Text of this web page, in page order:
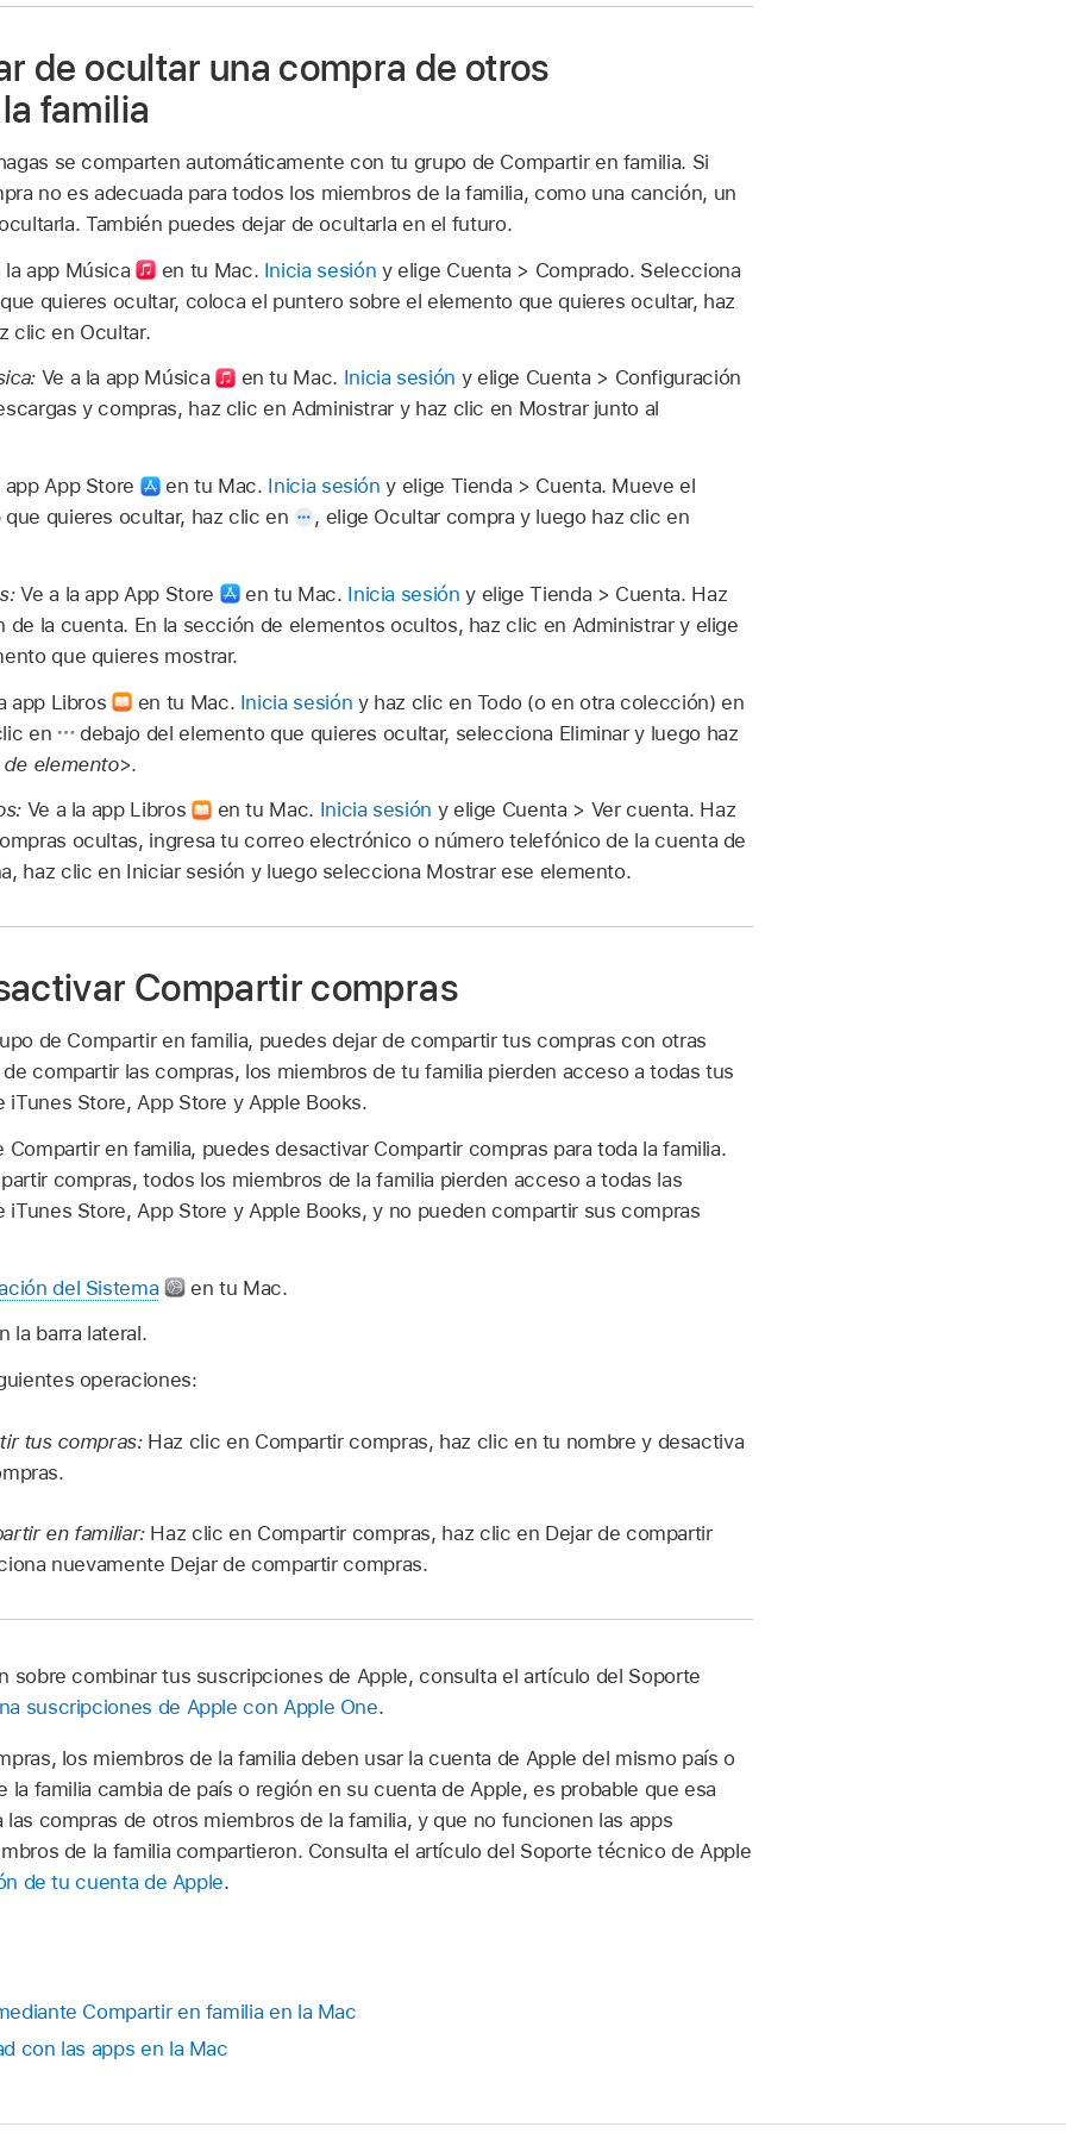
de ocultar una compra de otros
familia
se comparten automáticamente con tu grupo de Compartir en familia. Si
no es adecuada para todos los miembros de la familia, como una canción, un
También puedes dejar de ocultarla en el futuro.
la app Música
en tu Mac. Inicia sesión y elige Cuenta > Comprado. Selecciona
quieres ocultar, coloca el puntero sobre el elemento que quieres ocultar, haz
clic en Ocultar.
Ve a la app Música en tu Mac. Inicia sesión y elige Cuenta > Configuración
y compras, haz clic en Administrar y haz clic en Mostrar junto al
App Store en tu Mac. Inicia sesión y elige Tienda > Cuenta. Mueve el
quieres ocultar, haz clic en
, elige Ocultar compra y luego haz clic en
Ve a la app App Store en tu Mac. Inicia sesión y elige Tienda > Cuenta. Haz
de la cuenta. En la sección de elementos ocultos, haz clic en Administrar y elige
que quieres mostrar.
app Libros
en tu Mac. Inicia sesión y haz clic en Todo (o en otra colección) en
en
debajo del elemento que quieres ocultar, selecciona Eliminar y luego haz
elemento>.
Ve a la app Libros en tu Mac. Inicia sesión y elige Cuenta > Ver cuenta. Haz
ocultas, ingresa tu correo electrónico o número telefónico de la cuenta de
haz clic en Iniciar sesión y luego selecciona Mostrar ese elemento.
Compartir compras
de Compartir en familia, puedes dejar de compartir tus compras con otras
compartir las compras, los miembros de tu familia pierden acceso a todas tus
Store, App Store y Apple Books.
Compartir en familia, puedes desactivar Compartir compras para toda la familia.
compras, todos los miembros de la familia pierden acceso a todas las
iTunes Store, App Store y Apple Books, y no pueden compartir sus compras
del Sistema
en tu Mac.
la barra lateral.
operaciones:
tus compras:Haz clic en Compartir compras, haz clic en tu nombre y desactiva
en familiar:Haz clic en Compartir compras, haz clic en Dejar de compartir
nuevamente Dejar de compartir compras.
sobre combinar tus suscripciones de Apple, consulta el artículo del Soporte
suscripciones de Apple con Apple One.
los miembros de la familia deben usar la cuenta de Apple del mismo país o
la familia cambia de país o región en su cuenta de Apple, es probable que esa
compras de otros miembros de la familia, y que no funcionen las apps
de la familia compartieron. Consulta el artículo del Soporte técnico de Apple
de tu cuenta de Apple.
Compartir en familia en la Mac
con las apps en la Mac